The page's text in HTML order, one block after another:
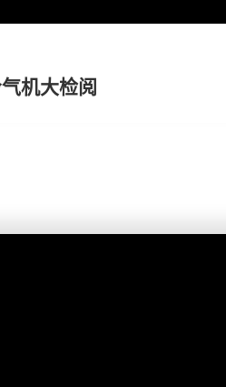
机大检阅